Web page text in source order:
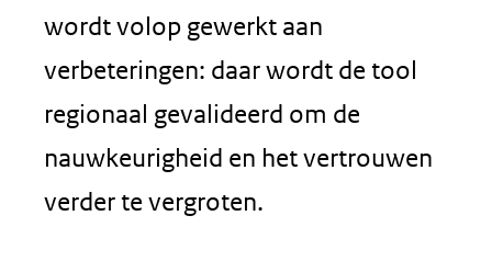
wordt volop gewerkt aan
verbeteringen: daar wordt de tool
regionaal gevalideerd om de
nauwkeurigheid en het vertrouwen
verder te vergroten.